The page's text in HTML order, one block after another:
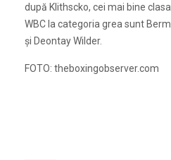
după Klithscko, cei mai bine
WBC la categoria grea sunt
şi Deontay Wilder.
FOTO: theboxingobserver.com